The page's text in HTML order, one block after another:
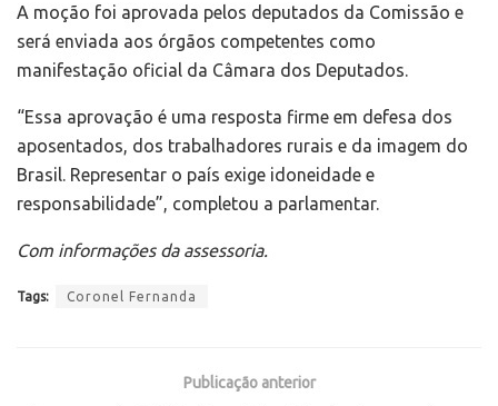
A moção foi aprovada pelos deputados da Comissão e
será enviada aos órgãos competentes como
manifestação oficial da Câmara dos Deputados.
“Essa aprovação é uma resposta firme em defesa dos
aposentados, dos trabalhadores rurais e da imagem do
Brasil. Representar o país exige idoneidade e
responsabilidade”, completou a parlamentar.
Com informações da assessoria.
Tags: Coronel Fernanda
Publicação anterior